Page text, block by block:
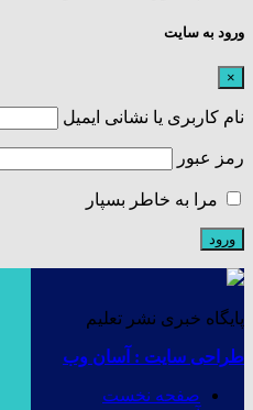
ورود به سایت
×
نام کاربری یا نشانی ایمیل
رمز عبور
مرا به خاطر بسپار
پایگاه خبری نشر تعلیم
طراحی سایت : آسان وب
صفحه نخست